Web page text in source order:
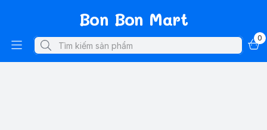
Bon Bon Mart
0